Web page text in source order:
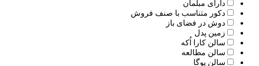
دارای مبلمان
دکور متناسب با صنف فروش
دوش در فضای باز
زمین پدل
سالن کارا اُکه
سالن مطالعه
سالن یوگا